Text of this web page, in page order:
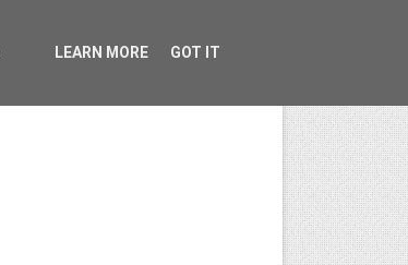
LEARN MORE GOT IT